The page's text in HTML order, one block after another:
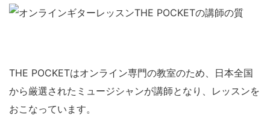
THE POCKETはオンライン専門の教室のため、日本全国
から厳選されたミュージシャンが講師となり、レッスンを
おこなっています。